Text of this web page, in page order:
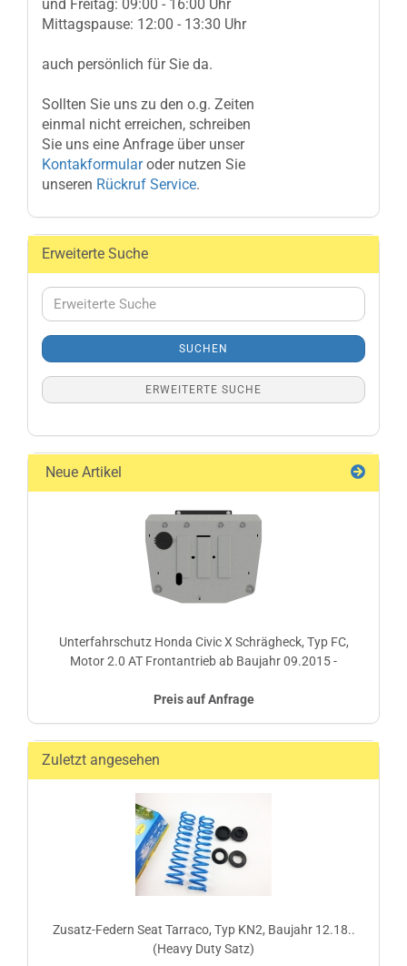
und Freitag: 09:00 - 16:00 Uhr
Mittagspause: 12:00 - 13:30 Uhr
auch persönlich für Sie da.
Sollten Sie uns zu den o.g. Zeiten
einmal nicht erreichen, schreiben
Sie uns eine Anfrage über unser
Kontakformularoder nutzen Sie
unseren Rückruf Service.
Erweiterte Suche
Erweiterte
Suche
SUCHEN
ERWEITERTE SUCHE
Neue Artikel
Unterfahrschutz Honda Civic X Schrägheck, Typ FC,
Motor 2.0 AT Frontantrieb ab Baujahr 09.2015 -
Preis auf Anfrage
Zuletzt angesehen
Zusatz-Federn Seat Tarraco, Typ KN2, Baujahr 12.18..
(Heavy Duty Satz)